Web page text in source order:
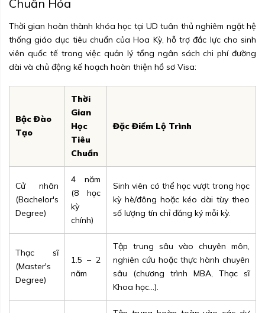
Chuẩn Hóa
Thời gian hoàn thành khóa học tại UD tuân thủ nghiêm ngặt hệ
thống giáo dục tiêu chuẩn của Hoa Kỳ, hỗ trợ đắc lực cho sinh
viên quốc tế trong việc quản lý tổng ngân sách chi phí đường
dài và chủ động kế hoạch hoàn thiện hồ sơ Visa:
Bậc Đào
Tạo
Thời
Gian
Học
Tiêu
Chuẩn
Đặc Điểm Lộ Trình
Cử nhân
(Bachelor's
Degree)
4 năm
(8 học
kỳ
chính)
Sinh viên có thể học vượt trong học
kỳ hè/đông hoặc kéo dài tùy theo
số lượng tín chỉ đăng ký mỗi kỳ.
Thạc sĩ
(Master's
Degree)
1.5 – 2
năm
Tập trung sâu vào chuyên môn,
nghiên cứu hoặc thực hành chuyên
sâu (chương trình MBA, Thạc sĩ
Khoa học...).